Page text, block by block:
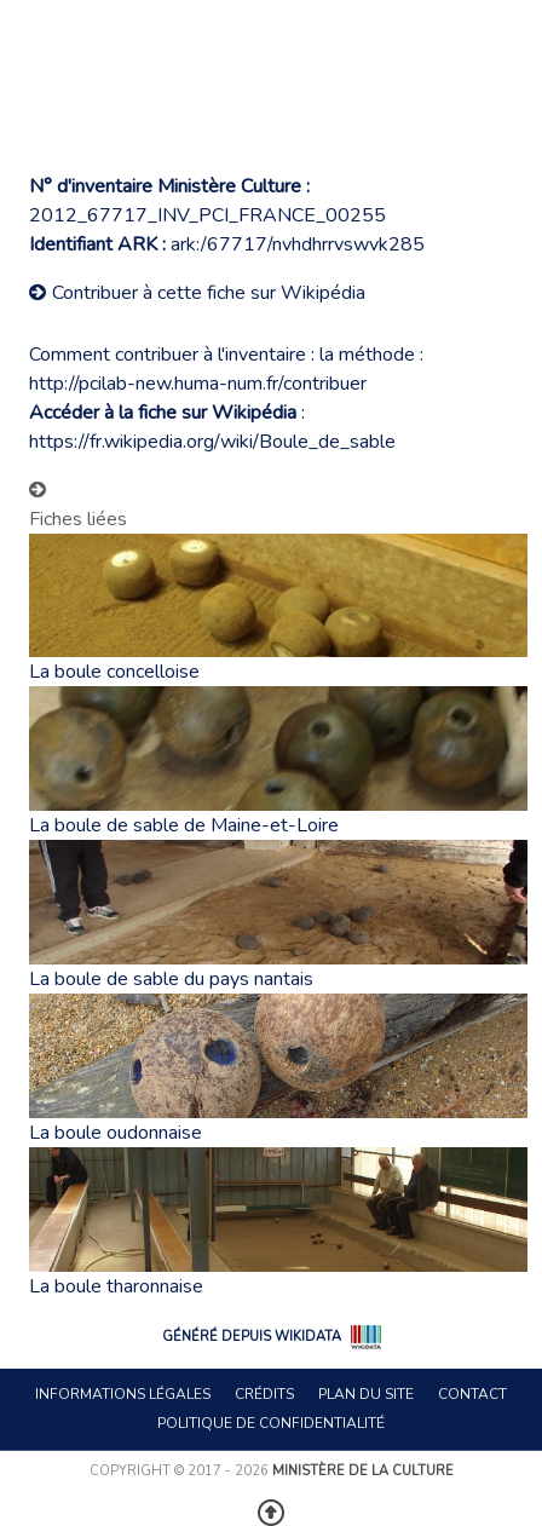
N° d'inventaire Ministère Culture :
2012_67717_INV_PCI_FRANCE_00255
Identifiant ARK :ark:/67717/nvhdhrrvswvk285
Contribuer à cette fiche sur Wikipédia
Comment contribuer à l'inventaire : la méthode :
http://pcilab-new.huma-num.fr/contribuer
Accéder à la fiche sur Wikipédia:
https://fr.wikipedia.org/wiki/Boule_de_sable
Fiches liées
La boule concelloise
La boule de sable de Maine-et-Loire
La boule de sable du pays nantais
La boule oudonnaise
La boule tharonnaise
GÉNÉRÉ DEPUIS WIKIDATA
INFORMATIONS LÉGALES CRÉDITS PLAN DU SITE
CONTACT
POLITIQUE DE CONFIDENTIALITÉ
COPYRIGHT © 2017 - 2026 MINISTÈRE DE LA CULTURE